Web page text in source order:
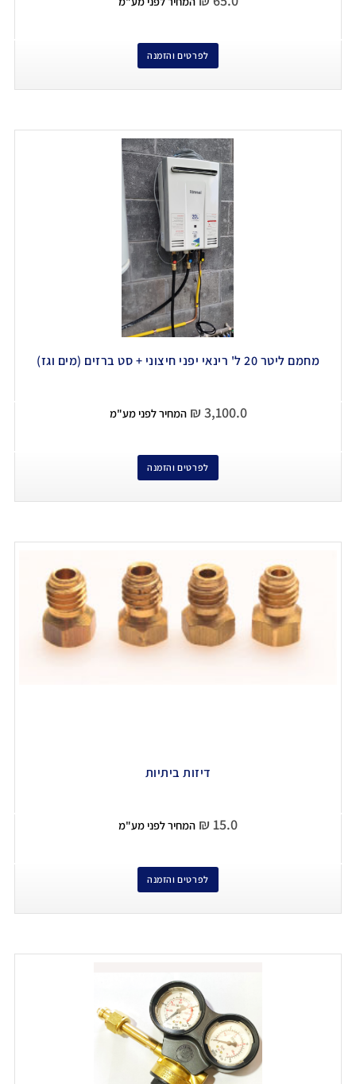
לפרטים והזמנה
מחמם ליטר 20 ל' רינאי יפני חיצוני + סט ברזים (מים וגז)
₪ 3,100.0 המחיר לפני מע"מ
לפרטים והזמנה
דיזות ביתיות
₪ 15.0 המחיר לפני מע"מ
לפרטים והזמנה